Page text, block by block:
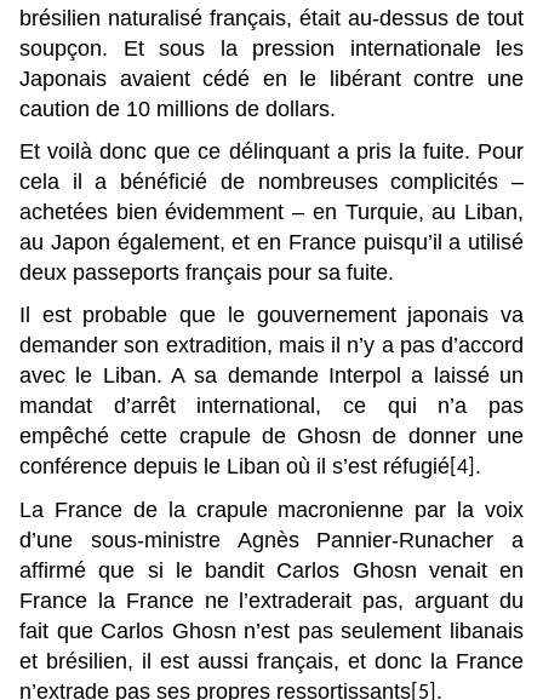
brésilien naturalisé français, était au-dessus de tout
soupçon. Et sous la pression internationale les
Japonais avaient cédé en le libérant contre une
caution de 10 millions de dollars.
Et voilà donc que ce délinquant a pris la fuite. Pour
cela il a bénéficié de nombreuses complicités –
achetées bien évidemment – en Turquie, au Liban,
au Japon également, et en France puisqu’il a utilisé
deux passeports français pour sa fuite.
Il est probable que le gouvernement japonais va
demander son extradition, mais il n’y a pas d’accord
avec le Liban. A sa demande Interpol a laissé un
mandat d’arrêt international, ce qui n’a pas
empêché cette crapule de Ghosn de donner une
conférence depuis le Liban où il s’est réfugié [4] .
La France de la crapule macronienne par la voix
d’une sous-ministre Agnès Pannier-Runacher a
affirmé que si le bandit Carlos Ghosn venait en
France la France ne l’extraderait pas, arguant du
fait que Carlos Ghosn n’est pas seulement libanais
et brésilien, il est aussi français, et donc la France
n’extrade pas ses propres ressortissants [5] .